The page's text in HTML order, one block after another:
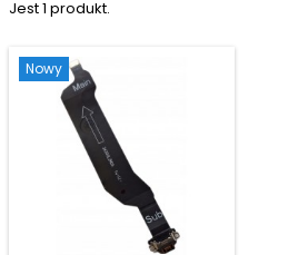
Jest 1 produkt.
Nowy